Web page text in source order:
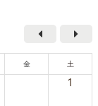
金 土
1